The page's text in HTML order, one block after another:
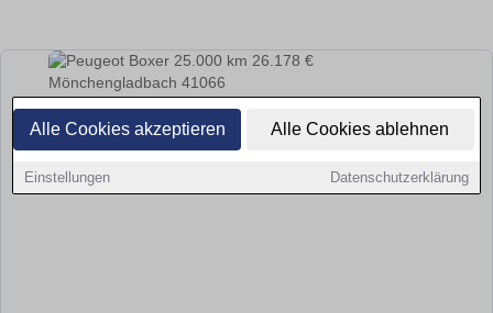
Alle Cookies akzeptieren Alle Cookies ablehnen
Einstellungen Datenschutzerklärung